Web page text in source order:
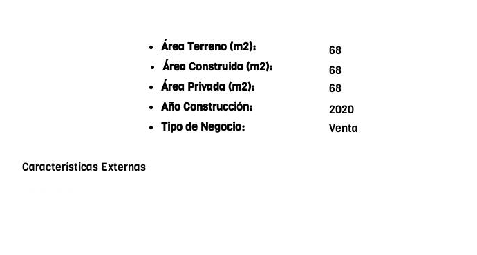
Características Externas
Área Terreno (m2):
68
Área Construida (m2):
68
Área Privada (m2):
68
Año Construcción:
2020
Tipo de Negocio:
Venta